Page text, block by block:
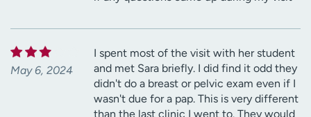
May 6, 2024
I spent most of the visit with her student
and met Sara briefly. I did find it odd they
didn't do a breast or pelvic exam even if I
wasn't due for a pap. This is very different
than the last clinic I went to. They would